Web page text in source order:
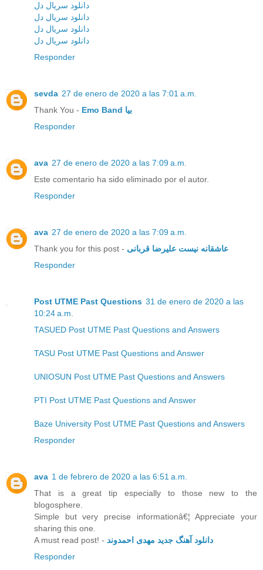
دانلود سریال دل
دانلود سریال دل
دانلود سریال دل
دانلود سریال دل
Responder
sevda 27 de enero de 2020 a las 7:01 a.m.
Thank You -
Emo Band بیا
Responder
ava 27 de enero de 2020 a las 7:09 a.m.
Este comentario ha sido eliminado por el autor.
Responder
ava 27 de enero de 2020 a las 7:09 a.m.
Thank you for this post - عاشقانه نیست علیرضا قربانی
Responder
Post UTME Past Questions 31 de enero de 2020 a las
10:24 a.m.
TASUED Post UTME Past Questions and Answers
TASU Post UTME Past Questions and Answer
UNIOSUN Post UTME Past Questions and Answers
PTI Post UTME Past Questions and Answer
Baze University Post UTME Past Questions and Answers
Responder
ava 1 de febrero de 2020 a las 6:51 a.m.
That is a great tip especially to those new to the
blogosphere.
Simple but very precise informationâ€¦ Appreciate your
sharing this one.
A must read post! - دانلود آهنگ جدید مهدی احمدوند
Responder